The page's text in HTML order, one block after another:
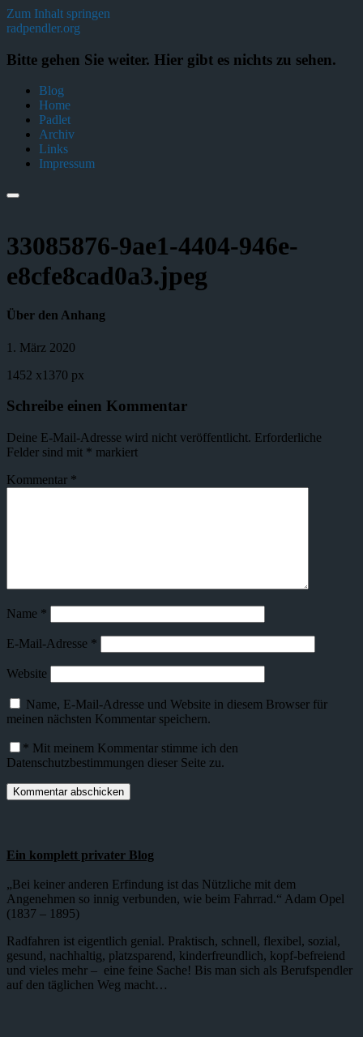
Zum Inhalt springen
radpendler.org
Bitte gehen Sie weiter. Hier gibt es nichts zu sehen.
Blog
Home
Padlet
Archiv
Links
Impressum
33085876-9ae1-4404-946e-
e8cfe8cad0a3.jpeg
Über den Anhang
1. März 2020
1452 x1370 px
Schreibe einen Kommentar
Deine E-Mail-Adresse wird nicht veröffentlicht. Erforderliche
Felder sind mit * markiert
Kommentar *
Name *
E-Mail-Adresse *
Website
Name, E-Mail-Adresse und Website in diesem Browser für
meinen nächsten Kommentar speichern.
* Mit meinem Kommentar stimme ich den
Datenschutzbestimmungen dieser Seite zu.
Ein komplett privater Blog
„Bei keiner anderen Erfindung ist das Nützliche mit dem
Angenehmen so innig verbunden, wie beim Fahrrad.“ Adam Opel
(1837 – 1895)
Radfahren ist eigentlich genial. Praktisch, schnell, flexibel, sozial,
gesund, nachhaltig, platzsparend, kinderfreundlich, kopf-befreiend
und vieles mehr – eine feine Sache! Bis man sich als Berufspendler
auf den täglichen Weg macht…